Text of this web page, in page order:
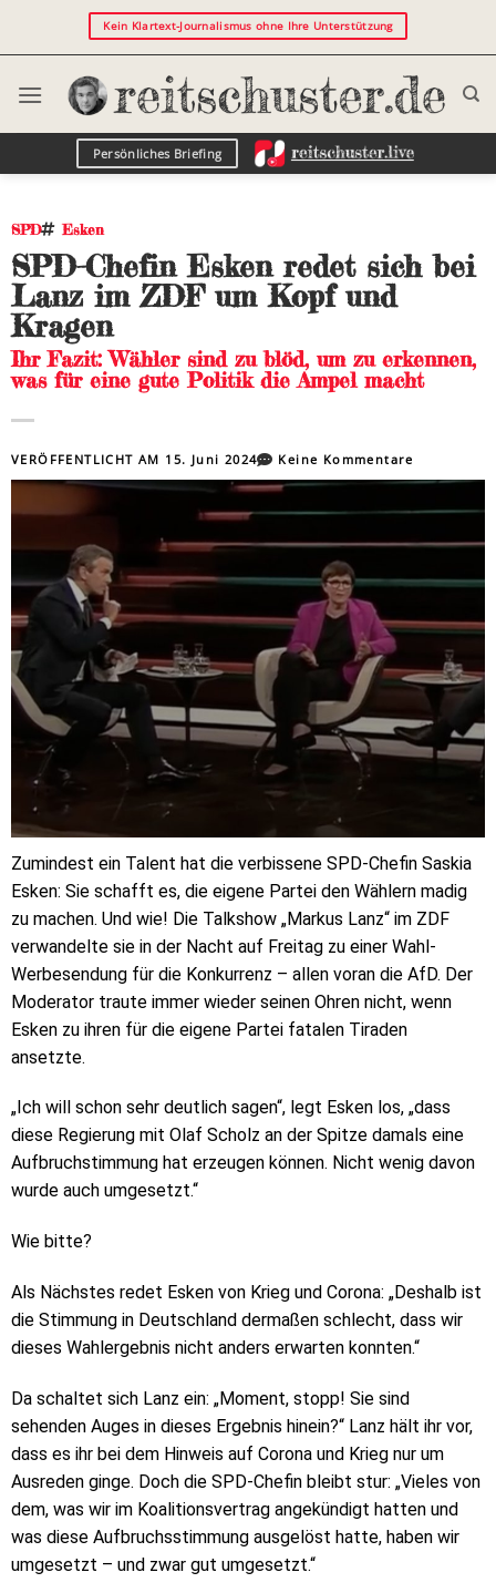
Kein Klartext-Journalismus ohne Ihre Unterstützung
Persönliches Briefing
SPD Esken
SPD-Chefin Esken redet sich bei
Lanz im ZDF um Kopf und
Kragen
Ihr Fazit: Wähler sind zu blöd, um zu erkennen,
was für eine gute Politik die Ampel macht
VERÖFFENTLICHT AM 15. Juni 2024 Keine Kommentare
Zumindest ein Talent hat die verbissene SPD-Chefin Saskia
Esken: Sie schafft es, die eigene Partei den Wählern madig
zu machen. Und wie! Die Talkshow „Markus Lanz“ im ZDF
verwandelte sie in der Nacht auf Freitag zu einer Wahl-
Werbesendung für die Konkurrenz – allen voran die AfD. Der
Moderator traute immer wieder seinen Ohren nicht, wenn
Esken zu ihren für die eigene Partei fatalen Tiraden
ansetzte.
„Ich will schon sehr deutlich sagen“, legt Esken los, „dass
diese Regierung mit Olaf Scholz an der Spitze damals eine
Aufbruchstimmung hat erzeugen können. Nicht wenig davon
wurde auch umgesetzt.“
Wie bitte?
Als Nächstes redet Esken von Krieg und Corona: „Deshalb ist
die Stimmung in Deutschland dermaßen schlecht, dass wir
dieses Wahlergebnis nicht anders erwarten konnten.“
Da schaltet sich Lanz ein: „Moment, stopp! Sie sind
sehenden Auges in dieses Ergebnis hinein?“ Lanz hält ihr vor,
dass es ihr bei dem Hinweis auf Corona und Krieg nur um
Ausreden ginge. Doch die SPD-Chefin bleibt stur: „Vieles von
dem, was wir im Koalitionsvertrag angekündigt hatten und
was diese Aufbruchsstimmung ausgelöst hatte, haben wir
umgesetzt – und zwar gut umgesetzt.“